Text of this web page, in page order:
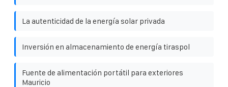
La autenticidad de la energía solar privada
Inversión en almacenamiento de energía tiraspol
Fuente de alimentación portátil para exteriores
Mauricio